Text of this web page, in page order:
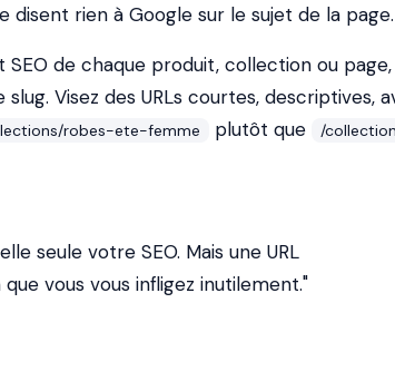
disent rien à Google sur le sujet de la page.
SEO de chaque produit, collection ou
Visez des URLs courtes, descriptives,
robes-ete-femme plutôt que
/
seule votre SEO. Mais une URL
vous vous infligez inutilement."